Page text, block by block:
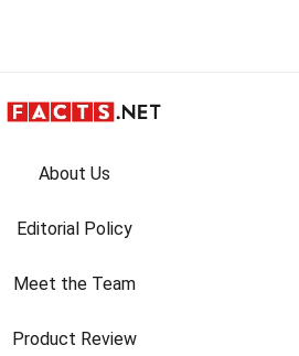
About Us
Editorial Policy
Meet the Team
Product Review